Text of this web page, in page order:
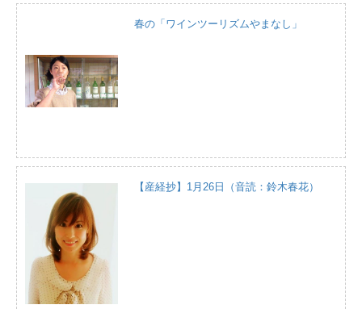
春の「ワインツーリズムやまなし」
【産経抄】1月26日（音読：鈴木春花）